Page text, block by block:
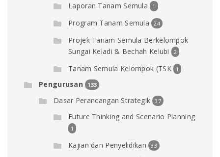
Laporan Tanam Semula 1
Program Tanam Semula 24
Projek Tanam Semula Berkelompok
Sungai Keladi & Bechah Kelubi
2
Tanam Semula Kelompok (TSK 1
Pengurusan 133
Dasar Perancangan Strategik 37
Future Thinking and Scenario Planning
1
Kajian dan Penyelidikan 33